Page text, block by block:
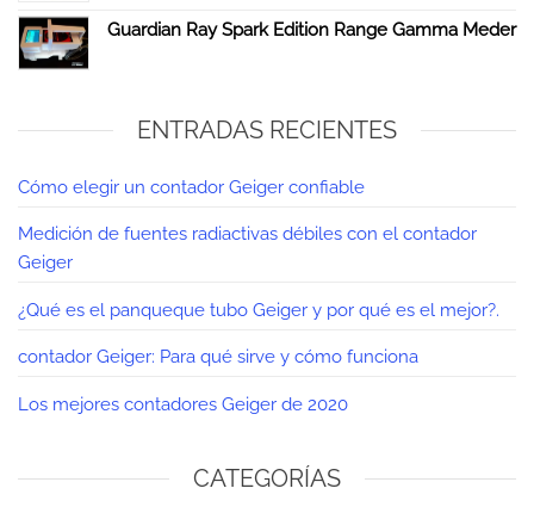
Guardian Ray Spark Edition Range Gamma Meder
ENTRADAS RECIENTES
Cómo elegir un contador Geiger confiable
Medición de fuentes radiactivas débiles con el contador
Geiger
¿Qué es el panqueque tubo Geiger y por qué es el mejor?.
contador Geiger: Para qué sirve y cómo funciona
Los mejores contadores Geiger de 2020
CATEGORÍAS